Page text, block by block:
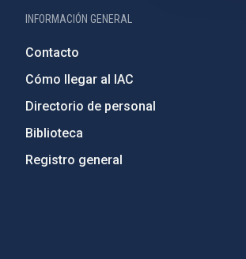
INFORMACIÓN GENERAL
Contacto
Cómo llegar al IAC
Directorio de personal
Biblioteca
Registro general